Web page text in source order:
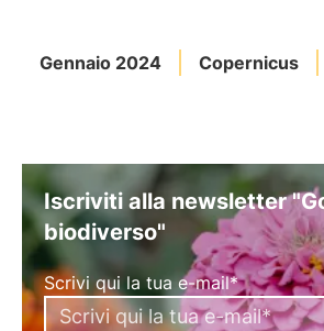
Gennaio 2024 Copernicus
Iscriviti alla newsletter
biodiverso"
Scrivi qui la tua e-mail*